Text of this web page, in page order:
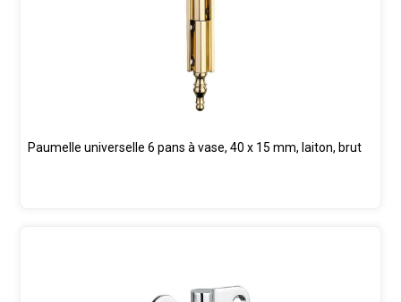
Paumelle universelle 6 pans à vase, 40 x 15 mm, laiton, brut